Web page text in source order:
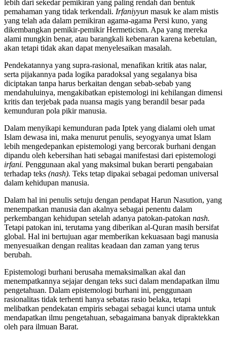
lebih dari sekedar pemikiran yang paling rendah dan bentuk
pemahaman yang tidak terkendali. Irfaniyyun masuk ke alam mistis
yang telah ada dalam pemikiran agama-agama Persi kuno, yang
dikembangkan pemikir-pemikir Hermeticism. Apa yang mereka
alami mungkin benar, atau barangkali kebenaran karena kebetulan,
akan tetapi tidak akan dapat menyelesaikan masalah.
Pendekatannya yang supra-rasional, menafikan kritik atas nalar,
serta pijakannya pada logika paradoksal yang segalanya bisa
diciptakan tanpa harus berkaitan dengan sebab-sebab yang
mendahuluinya, mengakibatkan epistemologi ini kehilangan dimensi
kritis dan terjebak pada nuansa magis yang berandil besar pada
kemunduran pola pikir manusia.
Dalam menyikapi kemunduran pada Iptek yang dialami oleh umat
Islam dewasa ini, maka menurut penulis, seyogyanya umat Islam
lebih mengedepankan epistemologi yang bercorak burhani dengan
dipandu oleh kebersihan hati sebagai manifestasi dari epistemologi
irfani. Penggunaan akal yang maksimal bukan berarti pengabaian
terhadap teks (nash). Teks tetap dipakai sebagai pedoman universal
dalam kehidupan manusia.
Dalam hal ini penulis setuju dengan pendapat Harun Nasution, yang
menempatkan manusia dan akalnya sebagai penentu dalam
perkembangan kehidupan setelah adanya patokan-patokan nash.
Tetapi patokan ini, terutama yang diberikan al-Quran masih bersifat
global. Hal ini bertujuan agar memberikan kekuasaan bagi manusia
menyesuaikan dengan realitas keadaan dan zaman yang terus
berubah.
Epistemologi burhani berusaha memaksimalkan akal dan
menempatkannya sejajar dengan teks suci dalam mendapatkan ilmu
pengetahuan. Dalam epistemologi burhani ini, penggunaan
rasionalitas tidak terhenti hanya sebatas rasio belaka, tetapi
melibatkan pendekatan empiris sebagai sebagai kunci utama untuk
mendapatkan ilmu pengetahuan, sebagaimana banyak dipraktekkan
oleh para ilmuan Barat.